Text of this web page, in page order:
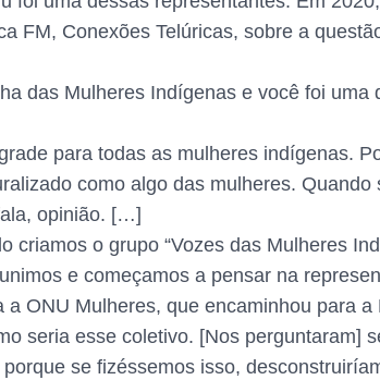
FM, Conexões Telúricas, sobre a
das Mulheres Indígenas e você foi
para todas as mulheres indígenas.
como algo das mulheres.
opinião. […]
criamos o grupo “Vozes das Mulheres
e começamos a pensar na
ONU Mulheres, que encaminhou para
seria esse coletivo. [Nos perguntaram]
se fizéssemos isso,